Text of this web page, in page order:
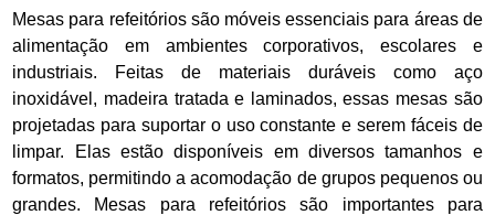
Mesas para refeitórios são móveis essenciais para áreas de
alimentação em ambientes corporativos, escolares e
industriais. Feitas de materiais duráveis como aço
inoxidável, madeira tratada e laminados, essas mesas são
projetadas para suportar o uso constante e serem fáceis de
limpar. Elas estão disponíveis em diversos tamanhos e
formatos, permitindo a acomodação de grupos pequenos ou
grandes. Mesas para refeitórios são importantes para